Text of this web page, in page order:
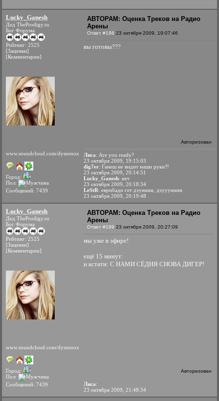
Lucky_Ganesh
Дед TheProdigy.ru
Бог Форума
Рейтинг: 2525
[Заценки]
[Комментарии]
www.soundcloud.com/dyssonox
Город:
Пол:
Сообщений: 7439
АВТОРАМ: Оценка Треков на Радио
Арены
Ответ #198 23 октября 2009, 19:07:46
вы готовы???
Авторизован
Лиса: Are you ready?
23 октября 2009, 19:15:03
dig7er: Ганеш не видит наши руки?!
23 октября 2009, 20:14:51
Lucky_Ganesh: нет
23 октября 2009, 20:18:34
LeStR: еврибади гет дэунннн, дэууунннн
23 октября 2009, 20:19:48
Lucky_Ganesh
Дед TheProdigy.ru
Бог Форума
Рейтинг: 2525
[Заценки]
[Комментарии]
www.soundcloud.com/dyssonox
Город:
Пол:
Сообщений: 7439
АВТОРАМ: Оценка Треков на Радио
Арены
Ответ #199 23 октября 2009, 20:27:09
мы уже в эфире!
ещё 15 минут:
и кстати: С НАМИ СЁДНЯ СНОВА ДИГЕР!
Авторизован
Лиса:
23 октября 2009, 21:48:34